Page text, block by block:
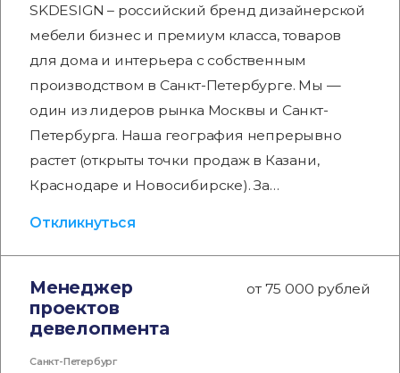
SKDESIGN – российский бренд дизайнерской
мебели бизнес и премиум класса, товаров
для дома и интерьера с собственным
производством в Санкт-Петербурге. Мы —
один из лидеров рынка Москвы и Санкт-
Петербурга. Наша география непрерывно
растет (открыты точки продаж в Казани,
Краснодаре и Новосибирске). За…
Откликнуться
Менеджер
проектов
девелопмента
от 75 000 рублей
Санкт-Петербург